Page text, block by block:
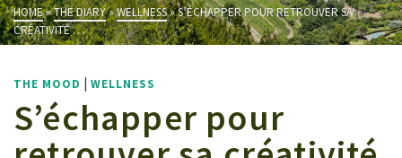
HOME»THE DIARY»WELLNESS»S’ÉCHAPPER POUR RETROUVER SA
CRÉATIVITÉ …
THE MOOD | WELLNESS
S’échapper pour